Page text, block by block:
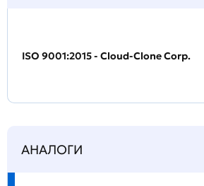
ISO 9001:2015 - Cloud-Clone Corp.
АНАЛОГИ